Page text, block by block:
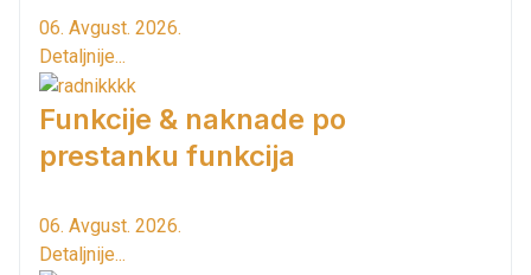
06. Avgust. 2026.
Detaljnije...
Funkcije & naknade po
prestanku funkcija
06. Avgust. 2026.
Detaljnije...